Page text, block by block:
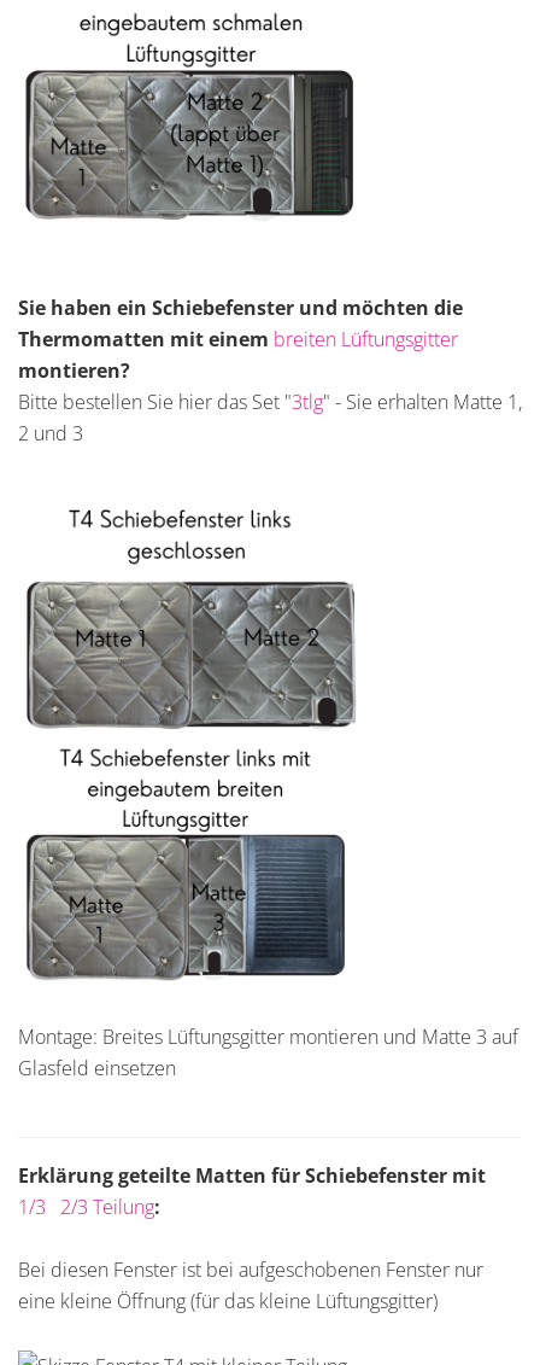
Sie haben ein Schiebefenster und möchten die
Thermomatten mit einem breiten Lüftungsgitter
montieren?
Bitte bestellen Sie hier das Set "3tlg" - Sie erhalten Matte 1,
2 und 3
Montage: Breites Lüftungsgitter montieren und Matte 3 auf
Glasfeld einsetzen
Erklärung geteilte Matten für Schiebefenster mit
1/3 2/3 Teilung:
Bei diesen Fenster ist bei aufgeschobenen Fenster nur
eine kleine Öffnung (für das kleine Lüftungsgitter)